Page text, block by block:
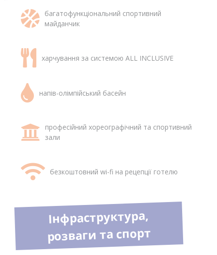
багатофункціональний спортивний
майданчик
харчування за системою ALL INCLUSIVE
напів-олімпійський басейн
професійний хореографічний та спортивний
зали
безкоштовний wi-fi на рецепції готелю
Інфраструктура,
розваги та спорт